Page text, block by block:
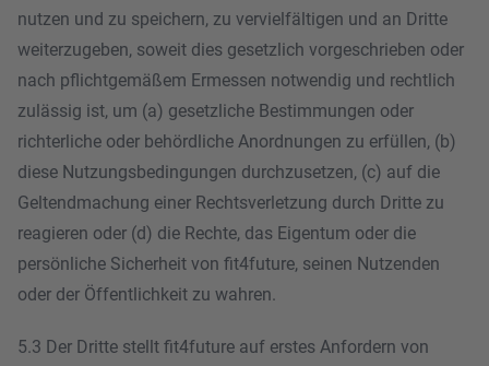
nutzen und zu speichern, zu vervielfältigen und an Dritte
weiterzugeben, soweit dies gesetzlich vorgeschrieben oder
nach pflichtgemäßem Ermessen notwendig und rechtlich
zulässig ist, um (a) gesetzliche Bestimmungen oder
richterliche oder behördliche Anordnungen zu erfüllen, (b)
diese Nutzungsbedingungen durchzusetzen, (c) auf die
Geltendmachung einer Rechtsverletzung durch Dritte zu
reagieren oder (d) die Rechte, das Eigentum oder die
persönliche Sicherheit von fit4future, seinen Nutzenden
oder der Öffentlichkeit zu wahren.
5.3 Der Dritte stellt fit4future auf erstes Anfordern von